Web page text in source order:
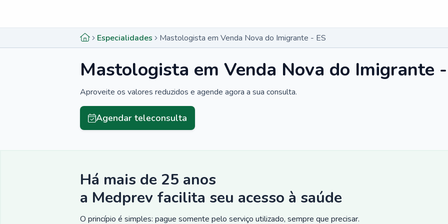
Especialidades Mastologista em Venda Nova do Imigrante - ES
Mastologista em Venda Nova do Imigrante
Aproveite os valores reduzidos e agende agora a sua consulta.
Agendar teleconsulta
Há mais de 25 anos
a Medprev facilita seu acesso à saúde
O princípio é simples: pague somente pelo serviço utilizado, sempre que precisar.